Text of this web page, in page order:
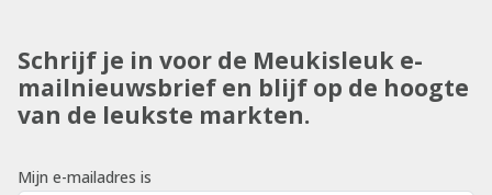
Schrijf je in voor de Meukisleuk e-
mailnieuwsbrief en blijf op de hoogte
van de leukste markten.
Mijn e-mailadres is